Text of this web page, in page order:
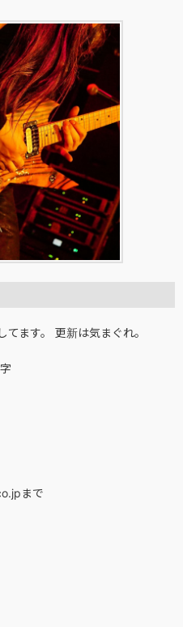
ます。 更新は気まぐれ。
まで